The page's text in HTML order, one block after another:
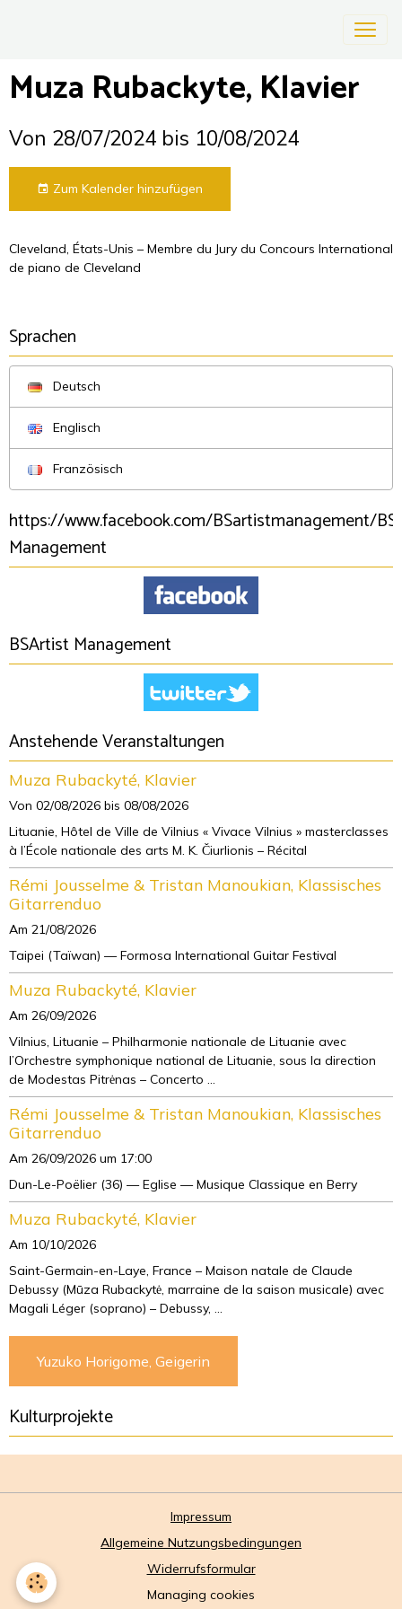
Muza Rubackyte, Klavier
Von 28/07/2024 bis 10/08/2024
Zum Kalender hinzufügen
Cleveland, États-Unis – Membre du Jury du Concours International
de piano de Cleveland
Sprachen
Deutsch
Englisch
Französisch
https://www.facebook.com/BSartistmanagement/
Management
BSArtist Management
Anstehende Veranstaltungen
Muza Rubackyté, Klavier
Von 02/08/2026 bis 08/08/2026
Lituanie, Hôtel de Ville de Vilnius « Vivace Vilnius » masterclasses
à l’École nationale des arts M. K. Čiurlionis – Récital
Rémi Jousselme & Tristan Manoukian, Klassisches
Gitarrenduo
Am 21/08/2026
Taipei (Taïwan) — Formosa International Guitar Festival
Muza Rubackyté, Klavier
Am 26/09/2026
Vilnius, Lituanie – Philharmonie nationale de Lituanie avec
l’Orchestre symphonique national de Lituanie, sous la direction
de Modestas Pitrėnas – Concerto ...
Rémi Jousselme & Tristan Manoukian, Klassisches
Gitarrenduo
Am 26/09/2026 um 17:00
Dun-Le-Poëlier (36) — Eglise — Musique Classique en Berry
Muza Rubackyté, Klavier
Am 10/10/2026
Saint-Germain-en-Laye, France – Maison natale de Claude
Debussy (Mūza Rubackytė, marraine de la saison musicale) avec
Magali Léger (soprano) – Debussy, ...
Yuzuko Horigome, Geigerin
Kulturprojekte
Impressum
Allgemeine Nutzungsbedingungen
Widerrufsformular
Managing cookies